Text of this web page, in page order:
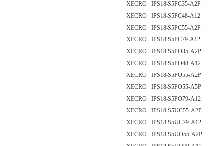
XECRO IPS18-S5PC35-A2P
XECRO IPS18-S5PC48-A12
XECRO IPS18-S5PC55-A2P
XECRO IPS18-S5PC79-A12
XECRO IPS18-S5PO35-A2P
XECRO IPS18-S5PO48-A12
XECRO IPS18-S5PO55-A2P
XECRO IPS18-S5PO55-A5P
XECRO IPS18-S5PO79-A12
XECRO IPS18-S5UC55-A2P
XECRO IPS18-S5UC79-A12
XECRO IPS18-S5UO55-A2P